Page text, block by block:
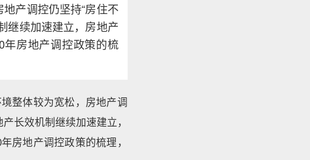
产调控仍坚持“房住不
继续加速建立，房地产
房地产调控政策的梳
整体较为宽松，房地产调
长效机制继续加速建立，
房地产调控政策的梳理，